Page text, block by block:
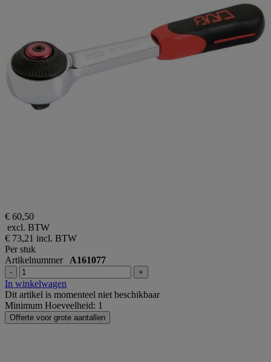
€ 60,50
excl. BTW
€ 73,21 incl. BTW
Per stuk
Artikelnummer A161077
- +
In winkelwagen
Dit artikel is momenteel niet beschikbaar
Minimum Hoeveelheid: 1
Offerte voor grote aantallen